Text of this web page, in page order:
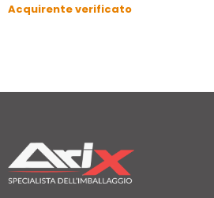
Acquirente verificato